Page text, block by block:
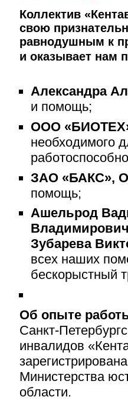
Коллектив
свою
равнодушным к
и оказывает нам
Александра
и помощь;
ООО
необходимого
ЗАО «БАКС»,
помощь;
Ашельрод
Зубарева
всех наших
бескорыстный
Об опыте
Санкт-
инвалидов
Министерства
области.